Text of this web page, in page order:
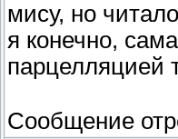
мису, но
я конечно,
парцелляцией
Сообщение